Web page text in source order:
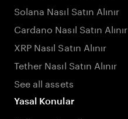
Solana Nasıl Satın Alınır
Cardano Nasıl Satın Alınır
XRP Nasıl Satın Alınır
Tether Nasıl Satın Alınır
See all assets
Yasal Konular